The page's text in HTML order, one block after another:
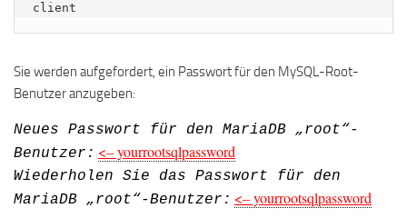
client
Sie werden aufgefordert, ein Passwort für den MySQL-Root-
Benutzer anzugeben:
Neues Passwort für den MariaDB „root“-
Benutzer: <– yourrootsqlpassword
Wiederholen Sie das Passwort für den
MariaDB „root“-Benutzer: <– yourrootsqlpassword